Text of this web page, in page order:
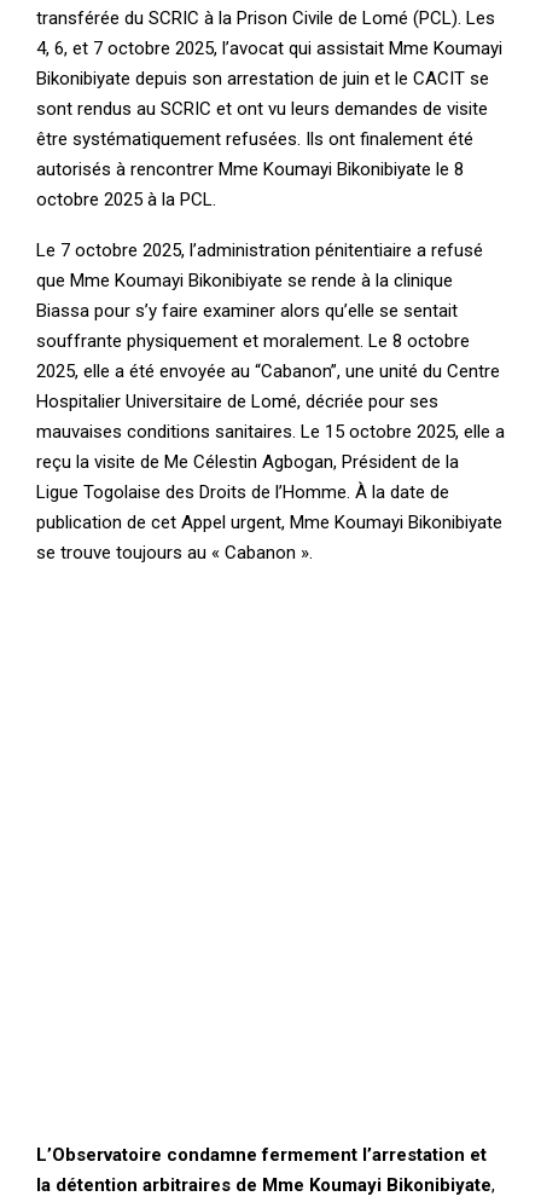
transférée du SCRIC à la Prison Civile de Lomé (PCL). Les
4, 6, et 7 octobre 2025, l’avocat qui assistait Mme Koumayi
Bikonibiyate depuis son arrestation de juin et le CACIT se
sont rendus au SCRIC et ont vu leurs demandes de visite
être systématiquement refusées. Ils ont finalement été
autorisés à rencontrer Mme Koumayi Bikonibiyate le 8
octobre 2025 à la PCL.
Le 7 octobre 2025, l’administration pénitentiaire a refusé
que Mme Koumayi Bikonibiyate se rende à la clinique
Biassa pour s’y faire examiner alors qu’elle se sentait
souffrante physiquement et moralement. Le 8 octobre
2025, elle a été envoyée au “Cabanon”, une unité du Centre
Hospitalier Universitaire de Lomé, décriée pour ses
mauvaises conditions sanitaires. Le 15 octobre 2025, elle a
reçu la visite de Me Célestin Agbogan, Président de la
Ligue Togolaise des Droits de l’Homme. À la date de
publication de cet Appel urgent, Mme Koumayi Bikonibiyate
se trouve toujours au « Cabanon ».
L’Observatoire condamne fermement l’arrestation et
la détention arbitraires de Mme Koumayi Bikonibiyate,